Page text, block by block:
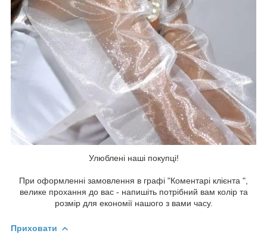
Улюблені наші покупці!
При оформленні замовлення в графі "Коментарі клієнта ",
велике прохання до вас - напишіть потрібний вам колір та
розмір для економії нашого з вами часу.
Приховати